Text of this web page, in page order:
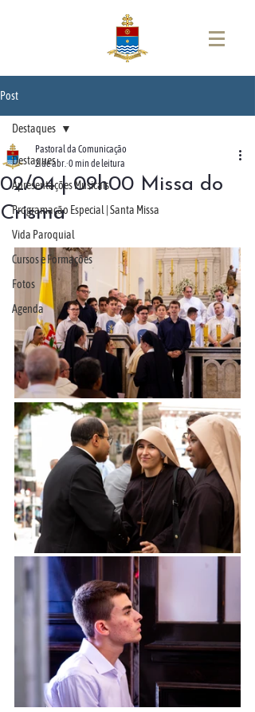
Post
Destaques
Apresentações Musicais
Programação Especial | Santa Missa
Vida Paroquial
Cursos e Formações
Fotos
Agenda
Destaques
02/04 | 09h00 Missa do
Crisma
Pastoral da Comunicação
2 de abr. 0 min de leitura